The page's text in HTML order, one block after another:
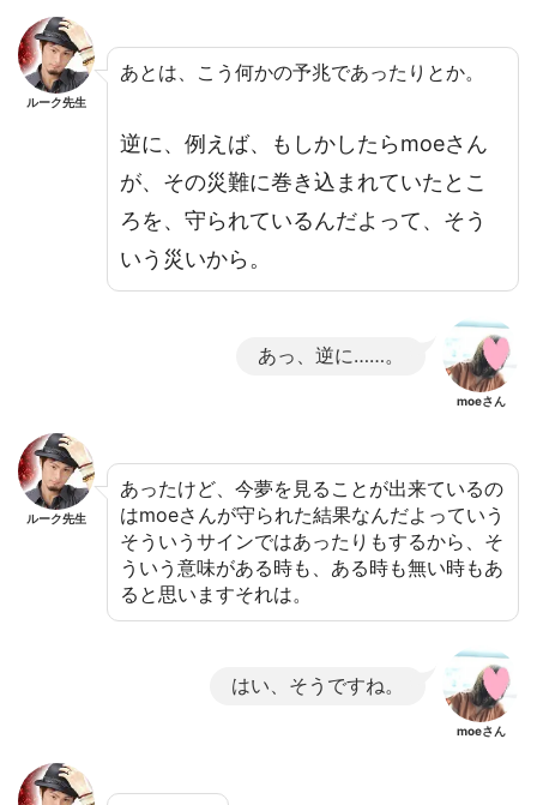
ルーク先生
あとは、こう何かの予兆であったりとか。
逆に、例えば、もしかしたらmoeさん
が、その災難に巻き込まれていたとこ
ろを、守られているんだよって、そう
いう災いから。
あっ、逆に……。
moeさん
ルーク先生
あったけど、今夢を見ることが出来ているの
はmoeさんが守られた結果なんだよっていう
そういうサインではあったりもするから、そ
ういう意味がある時も、ある時も無い時もあ
ると思いますそれは。
はい、そうですね。
moeさん